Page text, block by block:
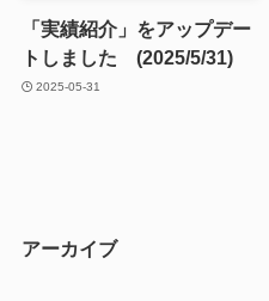
「実績紹介」をアップデー
トしました (2025/5/31)
2025-05-31
アーカイブ